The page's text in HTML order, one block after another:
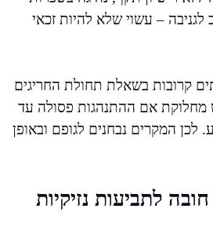
לגניבה – עשוי שלא להיות זכאי
קרובות בשאלת תחולת החריגים
מחלוקת אם ההתנהגות פסולה עד
לכן המקרים נבחנים לגופם ובאופן
לתביעות נזיקיות